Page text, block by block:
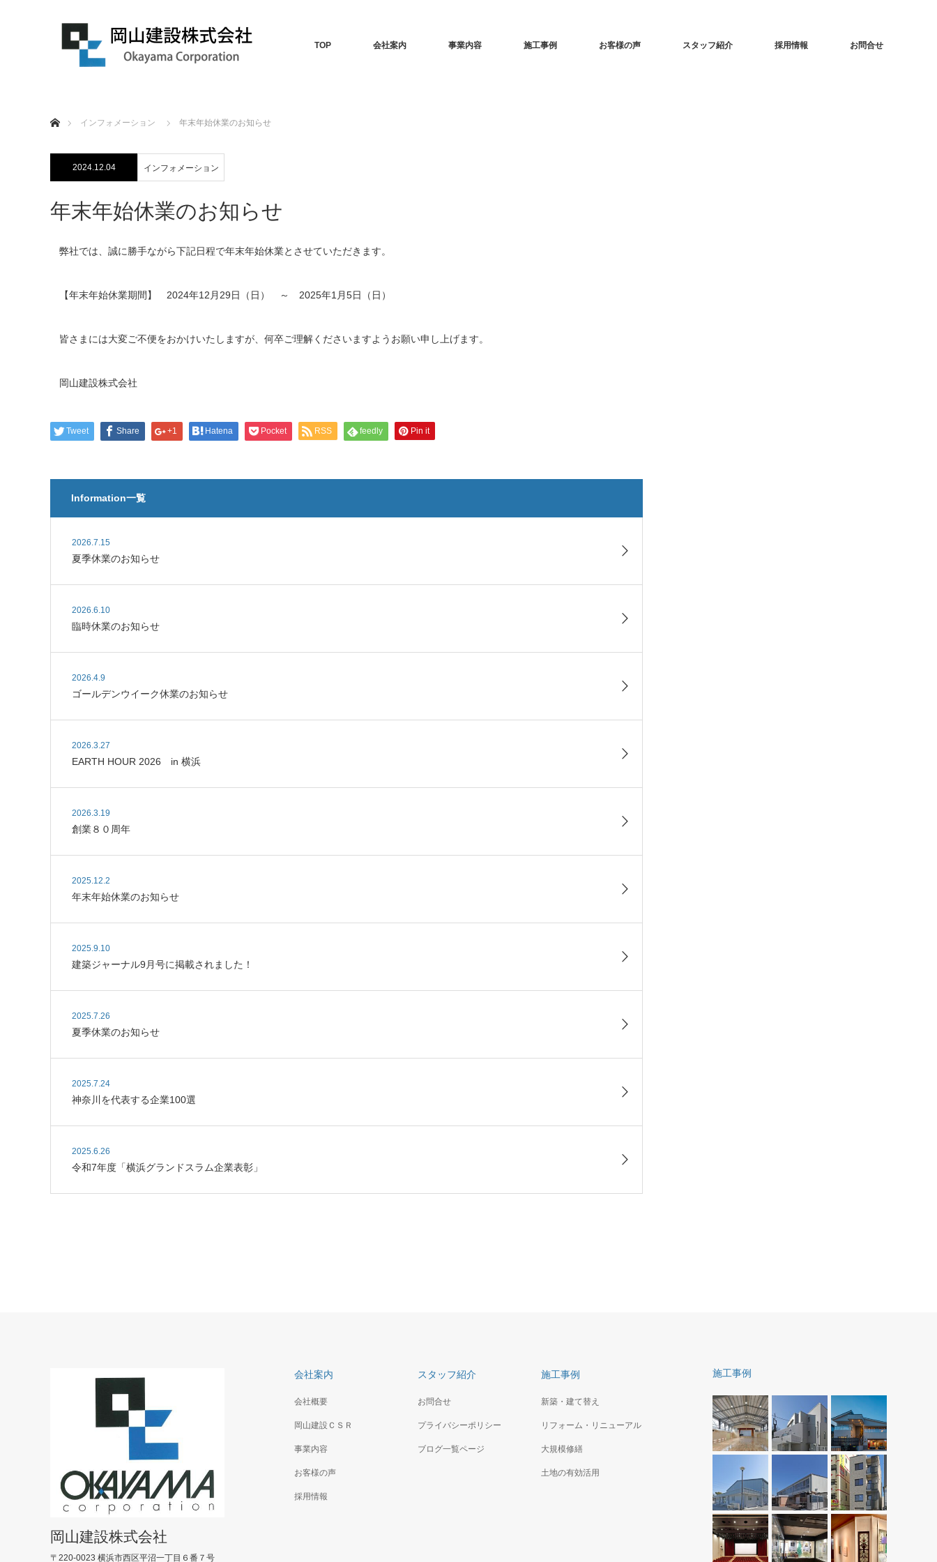
TOP 会社案内 事業内容 施工事例 お客様の声 スタッフ紹介 採用情報 お問合せ
インフォメーション
年末年始休業のお知らせ
2024.12.04 インフォメーション
年末年始休業のお知らせ
弊社では、誠に勝手ながら下記日程で年末年始休業とさせていただきます。
【年末年始休業期間】 2024年12月29日（日） ～ 2025年1月5日（日）
皆さまには大変ご不便をおかけいたしますが、何卒ご理解くださいますようお願い申し上げます。
岡山建設株式会社
Tweet Share +1 Hatena Pocket RSS feedly Pin it
Information一覧
2026.7.15
夏季休業のお知らせ
2026.6.10
臨時休業のお知らせ
2026.4.9
ゴールデンウイーク休業のお知らせ
2026.3.27
EARTH HOUR 2026 in 横浜
2026.3.19
創業８０周年
2025.12.2
年末年始休業のお知らせ
2025.9.10
建築ジャーナル9月号に掲載されました！
2025.7.26
夏季休業のお知らせ
2025.7.24
神奈川を代表する企業100選
2025.6.26
令和7年度「横浜グランドスラム企業表彰」
会社案内
会社概要
岡山建設ＣＳＲ
事業内容
お客様の声
採用情報
スタッフ紹介
お問合せ
プライバシーポリシー
ブログ一覧ページ
施工事例
新築・建て替え
リフォーム・リニューアル
大規模修繕
土地の有効活用
施工事例
岡山建設株式会社
〒220-0023 横浜市西区平沼一丁目６番７号